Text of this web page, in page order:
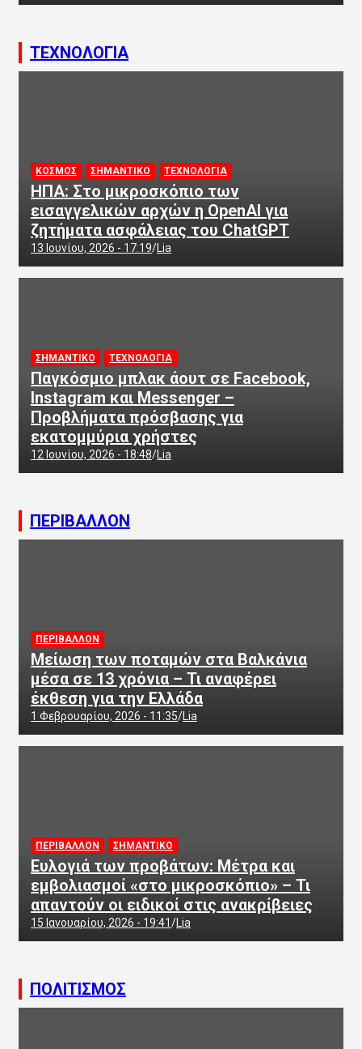
ΤΕΧΝΟΛΟΓΙΑ
ΚΟΣΜΟΣ ΣΗΜΑΝΤΙΚΟ ΤΕΧΝΟΛΟΓΙΑ
ΗΠΑ: Στο μικροσκόπιο των
εισαγγελικών αρχών η OpenAI για
ζητήματα ασφάλειας του ChatGPT
13 Ιουνίου, 2026 - 17:19 Lia
ΣΗΜΑΝΤΙΚΟ ΤΕΧΝΟΛΟΓΙΑ
Παγκόσμιο μπλακ άουτ σε Facebook,
Instagram και Messenger –
Προβλήματα πρόσβασης για
εκατομμύρια χρήστες
12 Ιουνίου, 2026 - 18:48 Lia
ΠΕΡΙΒΑΛΛΟΝ
ΠΕΡΙΒΑΛΛΟΝ
Μείωση των ποταμών στα Βαλκάνια
μέσα σε 13 χρόνια – Τι αναφέρει
έκθεση για την Ελλάδα
1 Φεβρουαρίου, 2026 - 11:35 Lia
ΠΕΡΙΒΑΛΛΟΝ ΣΗΜΑΝΤΙΚΟ
Ευλογιά των προβάτων: Μέτρα και
εμβολιασμοί «στο μικροσκόπιο» – Τι
απαντούν οι ειδικοί στις ανακρίβειες
15 Ιανουαρίου, 2026 - 19:41 Lia
ΠΟΛΙΤΙΣΜΟΣ